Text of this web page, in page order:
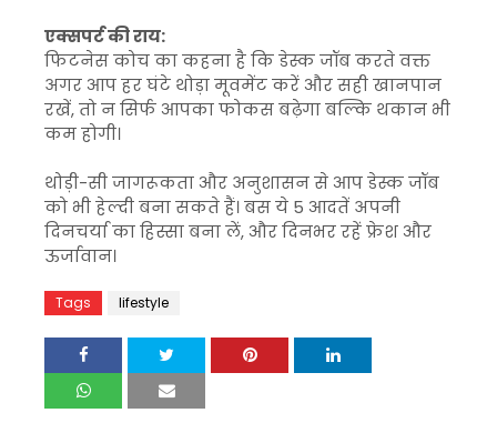
एक्सपर्ट की राय:
फिटनेस कोच का कहना है कि डेस्क जॉब करते वक्त
अगर आप हर घंटे थोड़ा मूवमेंट करें और सही खानपान
रखें, तो न सिर्फ आपका फोकस बढ़ेगा बल्कि थकान भी
कम होगी।
थोड़ी-सी जागरूकता और अनुशासन से आप डेस्क जॉब
को भी हेल्दी बना सकते हैं। बस ये 5 आदतें अपनी
दिनचर्या का हिस्सा बना लें, और दिनभर रहें फ्रेश और
ऊर्जावान।
Tags lifestyle